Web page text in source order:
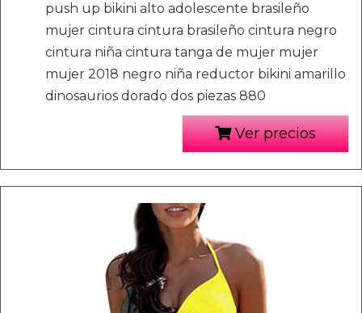
push up bikini alto adolescente brasileño
mujer cintura cintura brasileño cintura negro
cintura niña cintura tanga de mujer mujer
mujer 2018 negro niña reductor bikini amarillo
dinosaurios dorado dos piezas 880
Ver precios